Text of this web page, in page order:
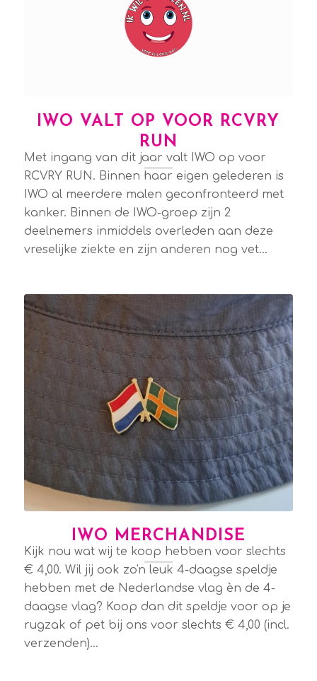
IWO VALT OP VOOR RCVRY
RUN
Met ingang van dit jaar valt IWO op voor
RCVRY RUN. Binnen haar eigen gelederen is
IWO al meerdere malen geconfronteerd met
kanker. Binnen de IWO-groep zijn 2
deelnemers inmiddels overleden aan deze
vreselijke ziekte en zijn anderen nog vet…
IWO MERCHANDISE
Kijk nou wat wij te koop hebben voor slechts
€ 4,00. Wil jij ook zo'n leuk 4-daagse speldje
hebben met de Nederlandse vlag èn de 4-
daagse vlag? Koop dan dit speldje voor op je
rugzak of pet bij ons voor slechts € 4,00 (incl.
verzenden)…